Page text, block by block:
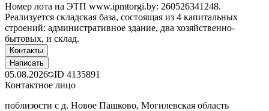
Номер лота на ЭТП www.ipmtorgi.by: 260526341248.
Реализуется складская база, состоящая из 4 капитальных
строений: административное здание, два хозяйственно-
бытовых, и склад.
Контакты
Написать
05.08.2026 ID 4135891
Контактное лицо
поблизости с д. Новое Пашково, Могилевская область